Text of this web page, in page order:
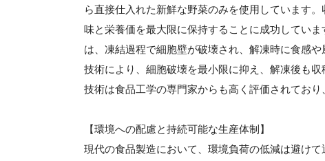
ら直接仕入れた新鮮な野菜のみを使用しています
味と栄養価を最大限に保持することに成功してい
は、凍結過程で細胞壁が破壊され、解凍時に食感
技術により、細胞破壊を最小限に抑え、解凍後も
技術は食品工学の専門家からも高く評価されてお
【環境への配慮と持続可能な生産体制】
現代の食品製造において、環境負荷の低減は避け